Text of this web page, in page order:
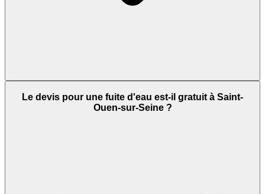
Le devis pour une fuite d'eau est-il gratuit à Saint-
Ouen-sur-Seine ?